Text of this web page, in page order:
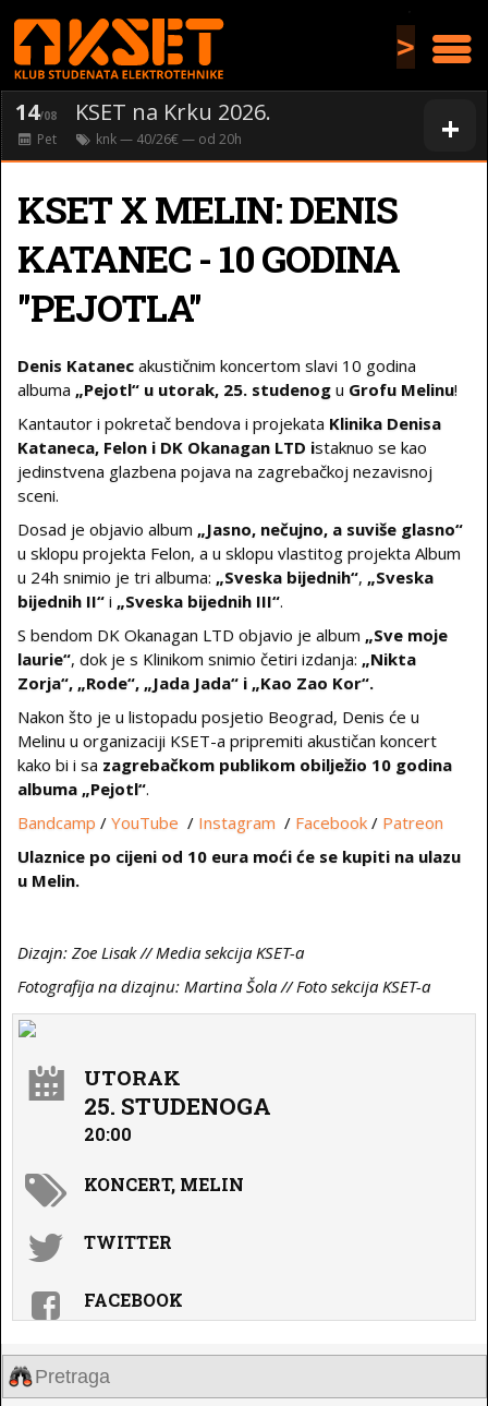
>
+
14/08 KSET na Krku 2026.
Pet knk— 40/26€ — od 20h
KSET X MELIN: DENIS
KATANEC - 10 GODINA
"PEJOTLA"
Denis Katanec akustičnim koncertom slavi 10 godina
albuma „Pejotl“ u utorak, 25. studenog u Grofu Melinu!
Kantautor i pokretač bendova i projekata Klinika Denisa
Kataneca, Felon i DK Okanagan LTD istaknuo se kao
jedinstvena glazbena pojava na zagrebačkoj nezavisnoj
sceni.
Dosad je objavio album „Jasno, nečujno, a suviše glasno“
u sklopu projekta Felon, a u sklopu vlastitog projekta Album
u 24h snimio je tri albuma: „Sveska bijednih“, „Sveska
bijednih II“ i „Sveska bijednih III“.
S bendom DK Okanagan LTD objavio je album „Sve moje
laurie“, dok je s Klinikom snimio četiri izdanja: „Nikta
Zorja“, „Rode“, „Jada Jada“ i „Kao Zao Kor“.
Nakon što je u listopadu posjetio Beograd, Denis će u
Melinu u organizaciji KSET-a pripremiti akustičan koncert
kako bi i sa zagrebačkom publikom obilježio 10 godina
albuma „Pejotl“.
Bandcamp / YouTube / Instagram / Facebook / Patreon
Ulaznice po cijeni od 10 eura moći će se kupiti na ulazu
u Melin.
Dizajn: Zoe Lisak // Media sekcija KSET-a
Fotografija na dizajnu: Martina Šola // Foto sekcija KSET-a
UTORAK
25. STUDENOGA
20:00
KONCERT, MELIN
TWITTER
FACEBOOK